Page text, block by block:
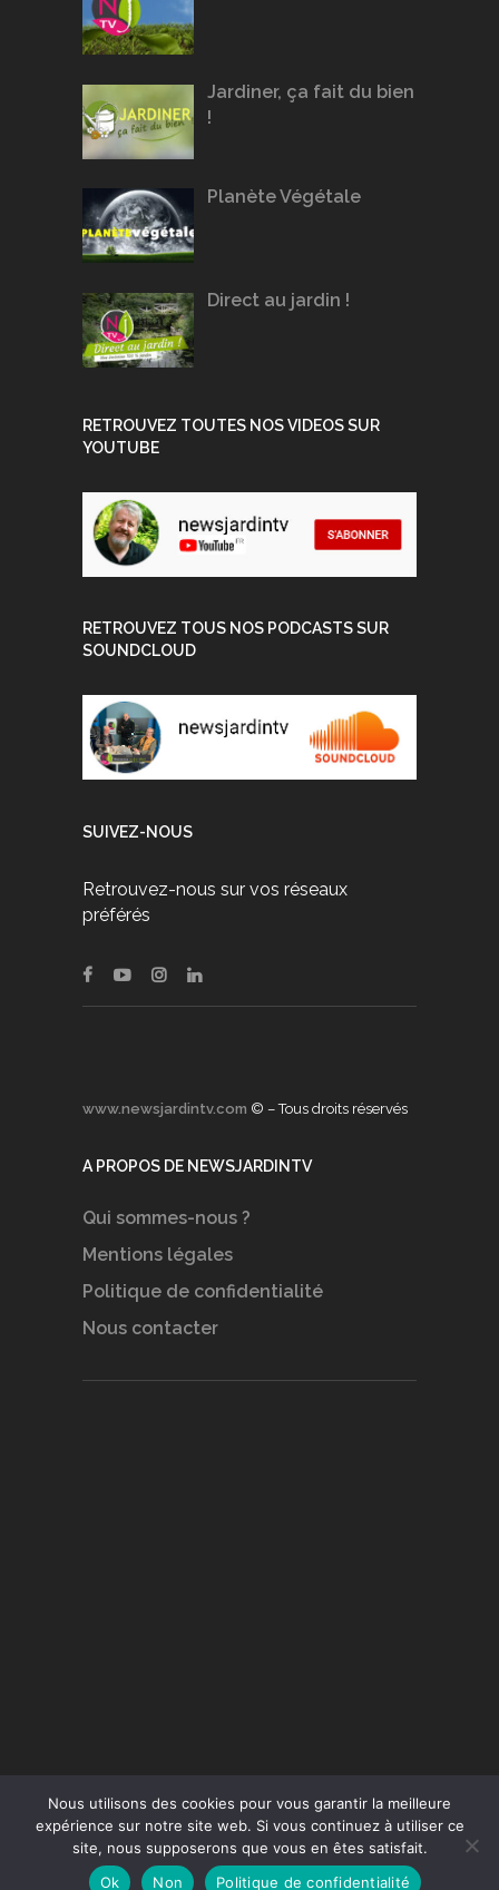
Jardiner, ça fait du bien
!
Planète Végétale
Direct au jardin !
RETROUVEZ TOUTES NOS VIDEOS SUR
YOUTUBE
RETROUVEZ TOUS NOS PODCASTS SUR
SOUNDCLOUD
SUIVEZ-NOUS
Retrouvez-nous sur vos réseaux
préférés
www.newsjardintv.com © – Tous droits réservés
A PROPOS DE NEWSJARDINTV
Qui sommes-nous ?
Mentions légales
Politique de confidentialité
Nous contacter
Conception du site :Agence Jus de Citron
Nous utilisons des cookies pour vous garantir la meilleure
expérience sur notre site web. Si vous continuez à utiliser ce
site, nous supposerons que vous en êtes satisfait.
Ok
Non Politique de confidentialité